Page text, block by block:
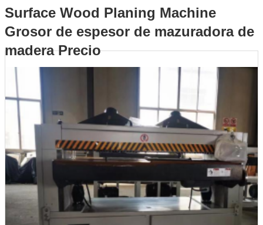
mazuradora de madera Precio
Surface Wood Planing Machine
Grosor de espesor de mazuradora de
madera Precio